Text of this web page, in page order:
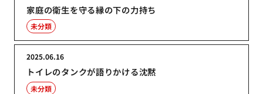
家庭の衛生を守る縁の下の力持ち
未分類
トイレのタンクが語りかける沈黙
2025.06.16
未分類